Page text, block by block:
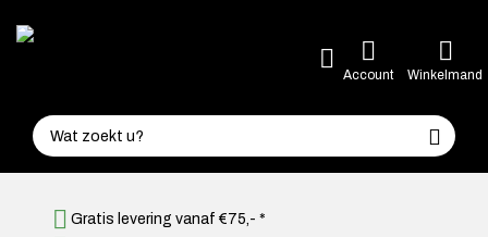
Account Winkelmand
Gratis levering vanaf €75,- *